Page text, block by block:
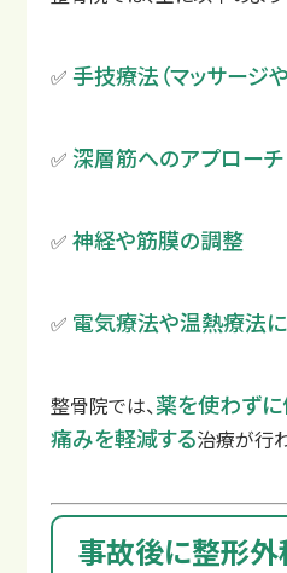
✅手技療法（マッサージ
✅ 深層筋へのアプローチ
✅神経や筋膜の調整
✅ 電気療法や温熱療法
整骨院では、薬を使わずに
痛みを軽減する治療が行
事故後に整形外